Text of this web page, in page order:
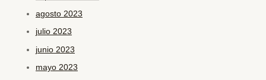
agosto 2023
julio 2023
junio 2023
mayo 2023